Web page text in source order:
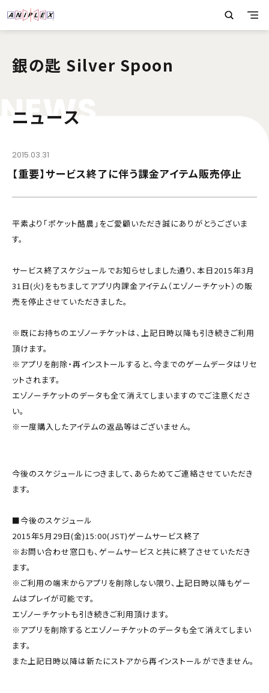
銀の匙 Silver Spoon
NEWS
ニュース
2015.03.31
【重要】サービス終了に伴う課金アイテム販売停止
平素より「ポケット酪農」をご愛顧いただき誠にありがとうございま
す。
サービス終了スケジュールでお知らせしました通り、本日2015年3月
31日(火)をもちましてアプリ内課金アイテム（エゾノーチケット）の販
売を停止させていただきました。
※既にお持ちのエゾノーチケットは、上記日時以降も引き続きご利用
頂けます。
※アプリを削除・再インストールすると、今までのゲームデータはリセ
ットされます。
エゾノーチケットのデータも全て消えてしまいますのでご注意くださ
い。
※一度購入したアイテムの返品等はございません。
今後のスケジュールにつきまして、あらためてご連絡させていただき
ます。
■今後のスケジュール
2015年5月29日(金)15:00(JST)ゲームサービス終了
※お問い合わせ窓口も、ゲームサービスと共に終了させていただき
ます。
※ご利用の端末からアプリを削除しない限り、上記日時以降もゲー
ムはプレイが可能です。
エゾノーチケットも引き続きご利用頂けます。
※アプリを削除するとエゾノーチケットのデータも全て消えてしまい
ます。
また上記日時以降は新たにストアから再インストールができません。